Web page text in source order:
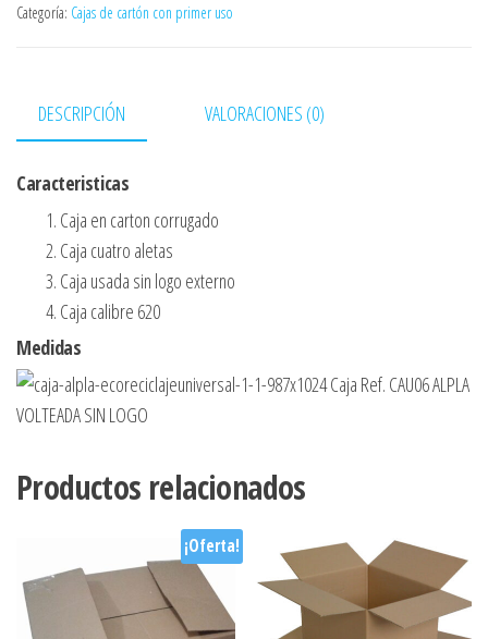
Categoría: Cajas de cartón con primer uso
DESCRIPCIÓN VALORACIONES (0)
Caracteristicas
Caja en carton corrugado
Caja cuatro aletas
Caja usada sin logo externo
Caja calibre 620
Medidas
Productos relacionados
¡Oferta!